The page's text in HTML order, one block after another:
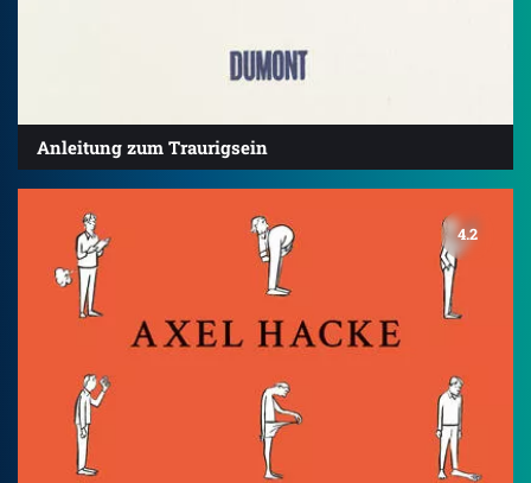
Anleitung zum Traurigsein
4.2